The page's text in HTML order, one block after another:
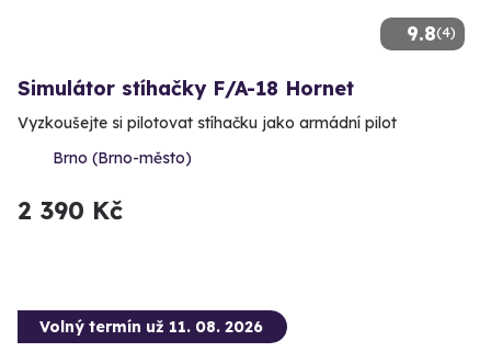
9.8(4)
Simulátor stíhačky F/A-18 Hornet
Vyzkoušejte si pilotovat stíhačku jako armádní pilot
Brno (Brno-město)
2 390 Kč
Volný termín už 11. 08. 2026